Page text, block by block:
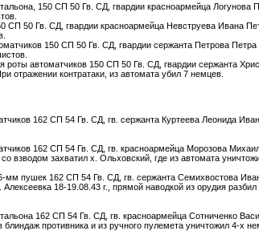
150 СП 50 Гв. СД, гвардии красноармейца Логунова
СП 50 Гв. СД, гвардии красноармейца Невструева Ивана
150 СП 50 Гв. СД, гвардии сержанта Петрова
роты автоматчиков 150 СП 50 Гв. СД, гвардии сержанта
отражении контратаки, из автомата убил 7 немцев.
162 СП 54 Гв. СД, гв. сержанта Куртеева Леонида
162 СП 54 Гв. СД, гв. красноармейца Морозова
взводом захватил х. Ольховский, где из автомата
мм пушек 162 СП 54 Гв. СД, гв. сержанта Семихвостова
18-19.08.43 г., прямой наводкой из орудия
162 СП 54 Гв. СД, гв. красноармейца Сотниченко
противника и из ручного пулемета уничтожил 4-х